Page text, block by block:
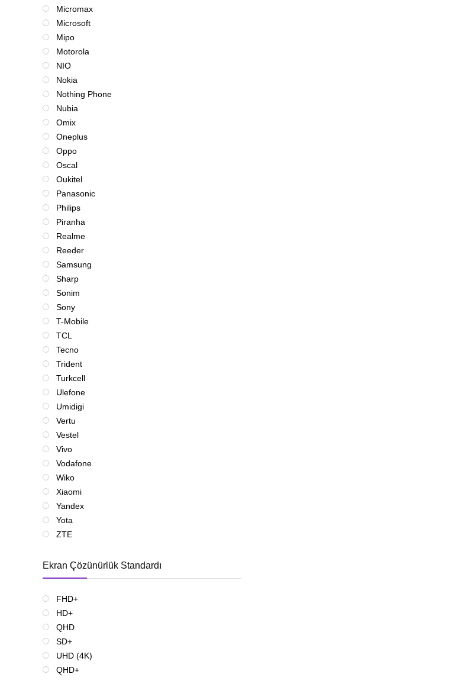
Micromax
Microsoft
Mipo
Motorola
NIO
Nokia
Nothing Phone
Nubia
Omix
Oneplus
Oppo
Oscal
Oukitel
Panasonic
Philips
Piranha
Realme
Reeder
Samsung
Sharp
Sonim
Sony
T-Mobile
TCL
Tecno
Trident
Turkcell
Ulefone
Umidigi
Vertu
Vestel
Vivo
Vodafone
Wiko
Xiaomi
Yandex
Yota
ZTE
Ekran Çözünürlük Standardı
FHD+
HD+
QHD
SD+
UHD (4K)
QHD+